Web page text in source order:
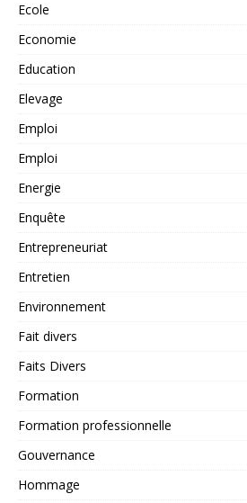
Ecole
Economie
Education
Elevage
Emploi
Emploi
Energie
Enquête
Entrepreneuriat
Entretien
Environnement
Fait divers
Faits Divers
Formation
Formation professionnelle
Gouvernance
Hommage